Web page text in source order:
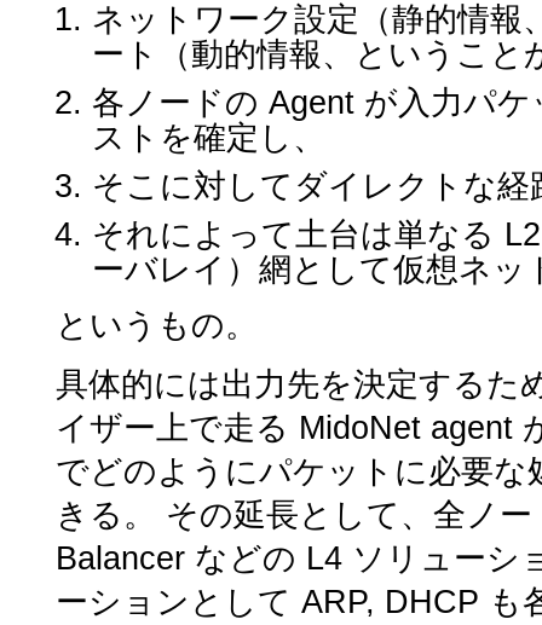
ネットワーク設定（静的情
ート（動的情報、というこ
各ノードの Agent が入力パ
ストを確定し、
そこに対してダイレクトな
それによって土台は単なる
ーバレイ）網として仮想ネ
というもの。
具体的には出力先を決定するた
イザー上で走る MidoNet agent
でどのようにパケットに必要
きる。 その延長として、全ノ
Balancer などの L4 ソリューシ
ーションとして ARP, DHCP